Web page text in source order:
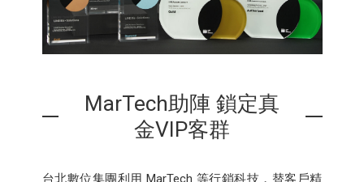
MarTech助陣 鎖定真
金VIP客群
台北數位集團利用 MarTech 等行銷科技，替客戶精